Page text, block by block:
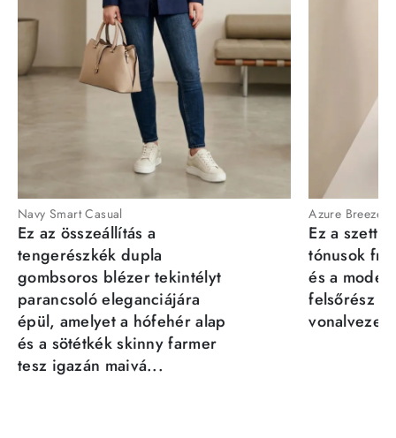
Navy Smart Casual
Ez az összeállítás a
tengerészkék dupla
gombsoros blézer tekintélyt
parancsoló eleganciájára
épül, amelyet a hófehér alap
és a sötétkék skinny farmer
tesz igazán maivá...
Azure Breeze
Ez a szett
tónusok
és a
felsőrész